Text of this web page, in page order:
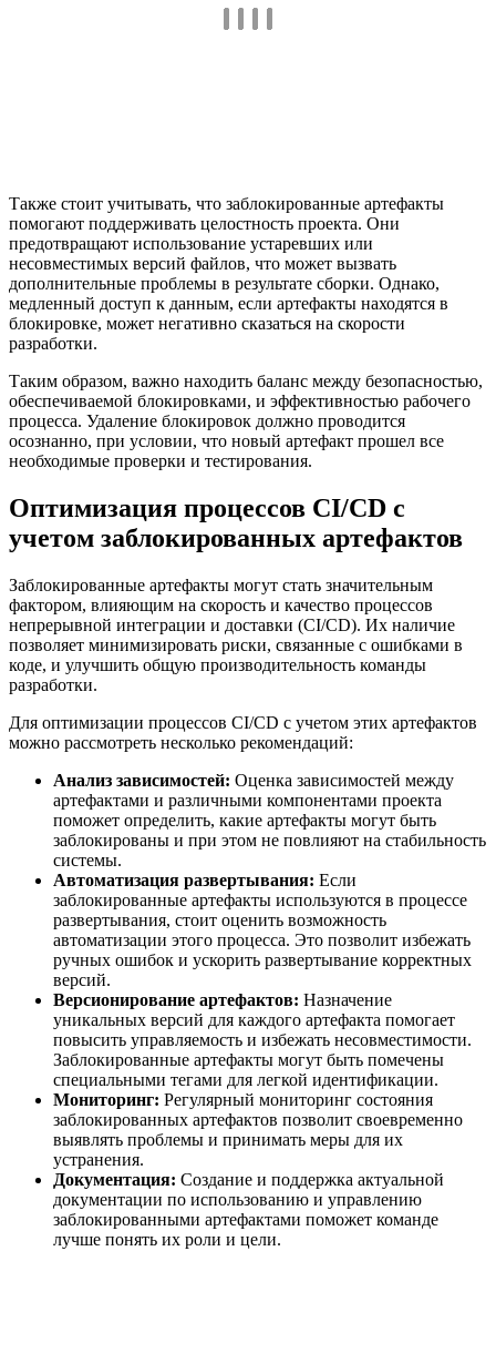
Также стоит учитывать, что заблокированные артефакты
помогают поддерживать целостность проекта. Они
предотвращают использование устаревших или
несовместимых версий файлов, что может вызвать
дополнительные проблемы в результате сборки. Однако,
медленный доступ к данным, если артефакты находятся в
блокировке, может негативно сказаться на скорости
разработки.
Таким образом, важно находить баланс между безопасностью,
обеспечиваемой блокировками, и эффективностью рабочего
процесса. Удаление блокировок должно проводится
осознанно, при условии, что новый артефакт прошел все
необходимые проверки и тестирования.
Оптимизация процессов CI/CD с
учетом заблокированных артефактов
Заблокированные артефакты могут стать значительным
фактором, влияющим на скорость и качество процессов
непрерывной интеграции и доставки (CI/CD). Их наличие
позволяет минимизировать риски, связанные с ошибками в
коде, и улучшить общую производительность команды
разработки.
Для оптимизации процессов CI/CD с учетом этих артефактов
можно рассмотреть несколько рекомендаций:
Анализ зависимостей: Оценка зависимостей между
артефактами и различными компонентами проекта
поможет определить, какие артефакты могут быть
заблокированы и при этом не повлияют на стабильность
системы.
Автоматизация развертывания: Если
заблокированные артефакты используются в процессе
развертывания, стоит оценить возможность
автоматизации этого процесса. Это позволит избежать
ручных ошибок и ускорить развертывание корректных
версий.
Версионирование артефактов: Назначение
уникальных версий для каждого артефакта помогает
повысить управляемость и избежать несовместимости.
Заблокированные артефакты могут быть помечены
специальными тегами для легкой идентификации.
Мониторинг: Регулярный мониторинг состояния
заблокированных артефактов позволит своевременно
выявлять проблемы и принимать меры для их
устранения.
Документация: Создание и поддержка актуальной
документации по использованию и управлению
заблокированными артефактами поможет команде
лучше понять их роли и цели.